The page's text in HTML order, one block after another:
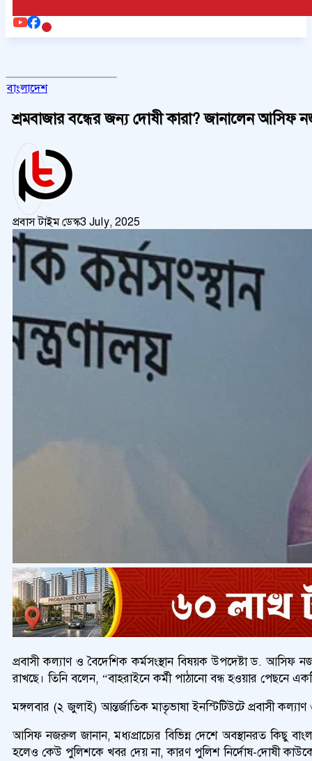
বাংলাদেশ
শ্রমবাজার বন্ধের জন্য দোষী কারা? জানালেন আসিফ
প্রবাস টাইম ডেস্ক3 July, 2025
প্রবাসী কল্যাণ ও বৈদেশিক কর্মসংস্থান বিষয়ক উপদেষ্টা ড. আসিফ
রাখছে। তিনি বলেন, “বাহরাইনে কর্মী পাঠানো বন্ধ হওয়ার
মঙ্গলবার (২ জুলাই) আন্তর্জাতিক মাতৃভাষা ইনস্টিটিউটে প্রবাসী
আসিফ নজরুল জানান, মধ্যপ্রাচ্যের বিভিন্ন দেশে অবস্থানরত কিছু
হলেও কেউ পুলিশকে খবর দেয় না, কারণ পুলিশ নির্দোষ-দোষী